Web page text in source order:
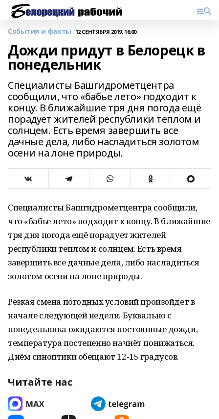
События и факты 12 СЕНТЯБРЯ 2019, 16:00
Дожди придут в Белорецк в
понедельник
Специалисты Башгидрометцентра
сообщили, что «бабье лето» подходит к
концу. В ближайшие тря дня погода ещё
порадует жителей республики теплом и
солнцем. Есть время завершить все
дачные дела, либо насладиться золотом
осени на лоне природы.
Специалисты Башгидрометцентра сообщили,
что «бабье лето» подходит к концу. В ближайшие
тря дня погода ещё порадует жителей
республики теплом и солнцем. Есть время
завершить все дачные дела, либо насладиться
золотом осени на лоне природы.
Резкая смена погодных условий произойдет в
начале следующей недели. Буквально с
понедельника ожидаются постоянные дожди,
температура постепенно начнёт понижаться.
Днём синоптики обещают 12-15 градусов.
Читайте нас